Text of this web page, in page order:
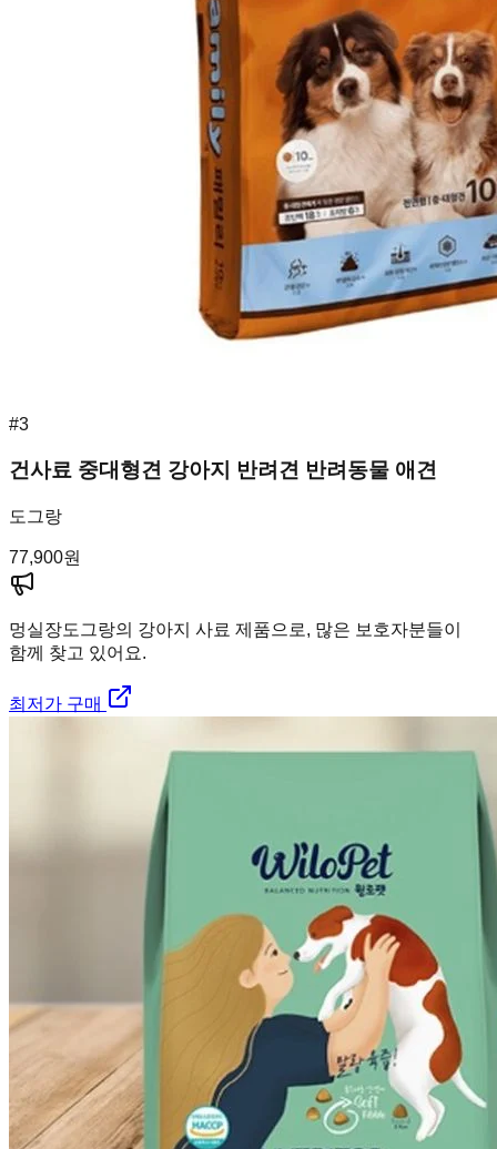
#3
건사료 중대형견 강아지 반려견 반려동물 애견
도그랑
77,900원
멍실장도그랑의 강아지 사료 제품으로, 많은 보호자분들이
함께 찾고 있어요.
최저가 구매